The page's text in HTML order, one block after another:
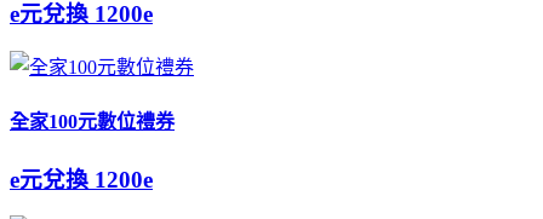
e元兌換 1200e
全家100元數位禮券
e元兌換 1200e